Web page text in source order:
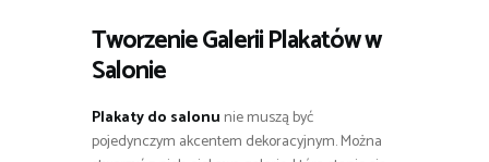
Tworzenie Galerii Plakatów w
Salonie
Plakaty do salonu nie muszą być
pojedynczym akcentem dekoracyjnym. Można